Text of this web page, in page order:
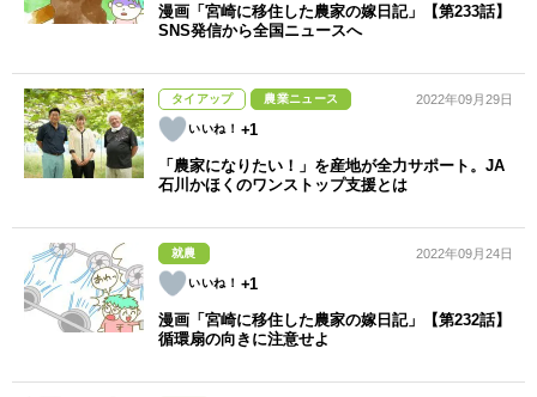
漫画「宮崎に移住した農家の嫁日記」【第233話】
SNS発信から全国ニュースへ
タイアップ 農業ニュース
+1
2022年09月29日
「農家になりたい！」を産地が全力サポート。JA
石川かほくのワンストップ支援とは
就農
+1
2022年09月24日
漫画「宮崎に移住した農家の嫁日記」【第232話】
循環扇の向きに注意せよ